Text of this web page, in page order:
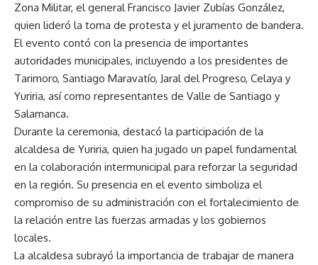
Zona Militar, el general Francisco Javier Zubías González,
quien lideró la toma de protesta y el juramento de bandera.
El evento contó con la presencia de importantes
autoridades municipales, incluyendo a los presidentes de
Tarimoro, Santiago Maravatío, Jaral del Progreso, Celaya y
Yuriria, así como representantes de Valle de Santiago y
Salamanca.
Durante la ceremonia, destacó la participación de la
alcaldesa de Yuriria, quien ha jugado un papel fundamental
en la colaboración intermunicipal para reforzar la seguridad
en la región. Su presencia en el evento simboliza el
compromiso de su administración con el fortalecimiento de
la relación entre las fuerzas armadas y los gobiernos
locales.
La alcaldesa subrayó la importancia de trabajar de manera